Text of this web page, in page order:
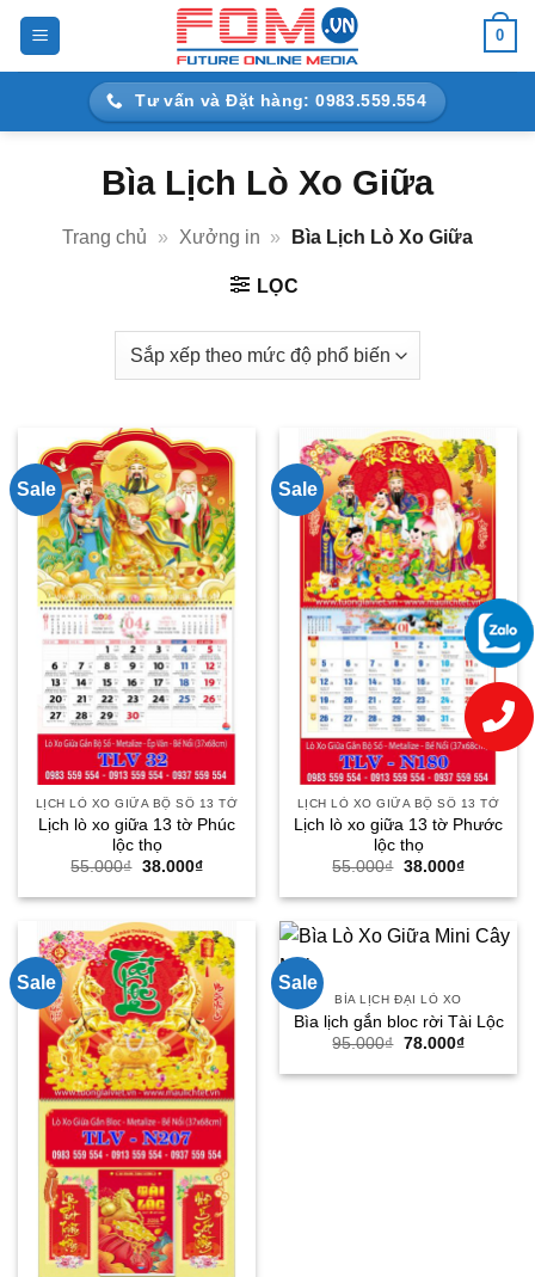
Bỏ
nội
0
Tư vấn và Đặt hàng: 0983.559.554
Bìa Lịch Lò Xo Giữa
Trang chủ » Xưởng in » Bìa Lịch Lò Xo Giữa
LỌC
Sale
LỊCH LÒ XO GIỮA BỘ SỐ 13 TỜ
Lịch lò xo giữa 13 tờ Phúc
lộc thọ
55.000₫ Giá
là:
38.000₫Giá
tại
38.000₫.
Sale
LỊCH LÒ XO GIỮA BỘ SỐ 13 TỜ
Lịch lò xo giữa 13 tờ Phước
lộc thọ
55.000₫ Giá
là:
38.000₫Giá
tại
38.000₫.
Sale Sale
BÌA LỊCH ĐẠI LÒ XO
Bìa lịch gắn bloc rời Tài Lộc
95.000₫ Giá
là:
78.000₫Giá
tại